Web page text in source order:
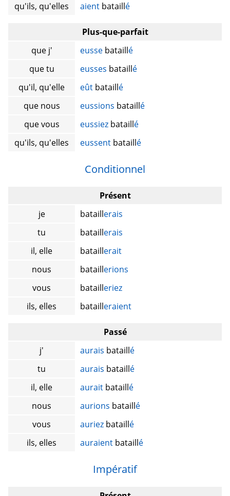
qu'ils, qu'elles
aient bataillé
Plus-que-parfait
que j'
eusse bataillé
que tu
eusses bataillé
qu'il, qu'elle
eût bataillé
que nous
eussions bataillé
que vous
eussiez bataillé
qu'ils, qu'elles
eussent bataillé
Conditionnel
Présent
je
bataillerais
tu
bataillerais
il, elle
bataillerait
nous
bataillerions
vous
batailleriez
ils, elles
batailleraient
Passé
j'
aurais bataillé
tu
aurais bataillé
il, elle
aurait bataillé
nous
aurions bataillé
vous
auriez bataillé
ils, elles
auraient bataillé
Impératif